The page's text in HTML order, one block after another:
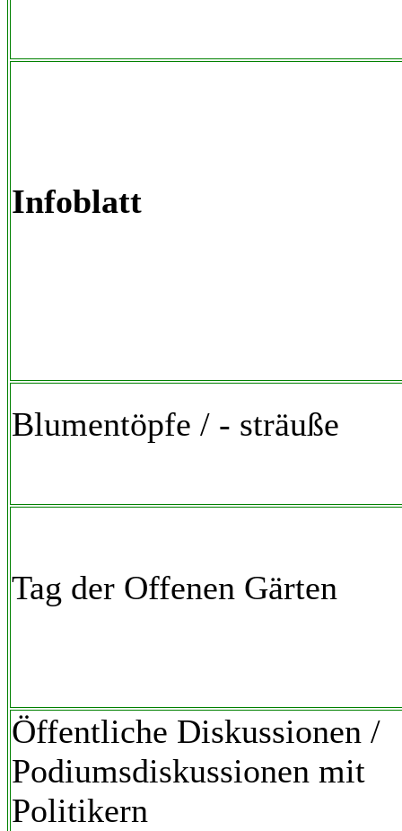
Infoblatt
Blumentöpfe / - sträuße
Tag der Offenen Gärten
Öffentliche Diskussionen /
Podiumsdiskussionen mit
Politikern